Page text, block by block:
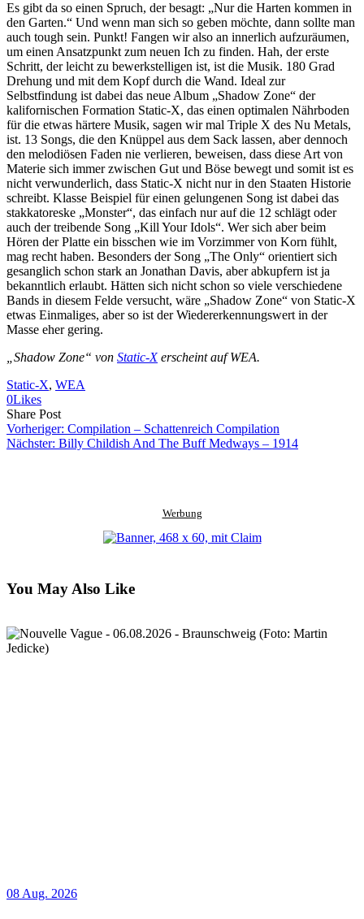
Facebook
to
clipboard
via
eMail
Es gibt da so einen Spruch, der besagt: „Nur die Harten kommen in
den Garten.“ Und wenn man sich so geben möchte, dann sollte man
auch tough sein. Punkt! Fangen wir also an innerlich aufzuräumen,
um einen Ansatzpunkt zum neuen Ich zu finden. Hah, der erste
Schritt, der leicht zu bewerkstelligen ist, ist die Musik. 180 Grad
Drehung und mit dem Kopf durch die Wand. Ideal zur
Selbstfindung ist dabei das neue Album „Shadow Zone“ der
kalifornischen Formation Static-X, das einen optimalen Nährboden
für die etwas härtere Musik, sagen wir mal Triple X des Nu Metals,
ist. 13 Songs, die den Knüppel aus dem Sack lassen, aber dennoch
den melodiösen Faden nie verlieren, beweisen, dass diese Art von
Materie sich immer zwischen Gut und Böse bewegt und somit ist es
nicht verwunderlich, dass Static-X nicht nur in den Staaten Historie
schreibt. Klasse Beispiel für einen gelungenen Song ist dabei das
stakkatoreske „Monster“, das einfach nur auf die 12 schlägt oder
auch der treibende Song „Kill Your Idols“. Wer sich aber beim
Hören der Platte ein bisschen wie im Vorzimmer von Korn fühlt,
mag recht haben. Besonders der Song „The Only“ orientiert sich
gesanglich schon stark an Jonathan Davis, aber abkupfern ist ja
bekanntlich erlaubt. Hätten sich nicht schon so viele verschiedene
Bands in diesem Felde versucht, wäre „Shadow Zone“ von Static-X
etwas Einmaliges, aber so ist der Wiedererkennungswert in der
Masse eher gering.
„Shadow Zone“ von Static-Xerscheint auf WEA.
Static-X, WEA
0Likes
Share PostShare
on
Facebook
Copy
URL
to
Send
Link
via
Vorheriger: Compilation – Schattenreich Compilation
Nächster: Billy Childish And The Buff Medways – 1914
Werbung
You May Also Like
08 Aug. 2026